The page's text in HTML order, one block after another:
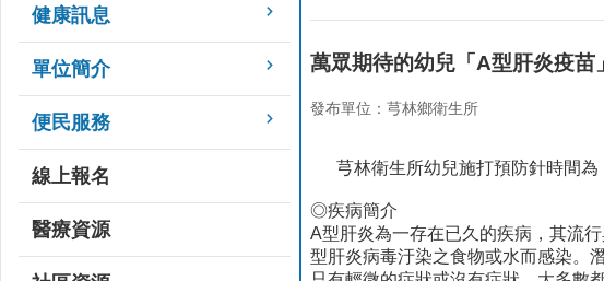
健康訊息
單位簡介
便民服務
線上報名
醫療資源
萬眾期待的幼兒「A型肝炎疫苗
發布單位：芎林鄉衛生所
芎林衛生所幼兒施打預防針時間
◎疾病簡介
A型肝炎為一存在已久的疾病，其流
型肝炎病毒汙染之食物或水而感染。